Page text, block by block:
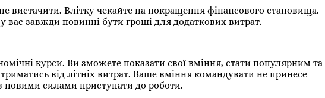
вистачити. Влітку чекайте на покращення фінансового становища.
завжди повинні бути гроші для додаткових витрат.
курси. Ви зможете показати свої вміння, стати популярним та
від літніх витрат. Ваше вміння командувати не принесе
новими силами приступати до роботи.